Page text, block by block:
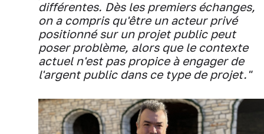
différentes. Dès les premiers échanges,
on a compris qu'être un acteur privé
positionné sur un projet public peut
poser problème, alors que le contexte
actuel n'est pas propice à engager de
l'argent public dans ce type de projet."